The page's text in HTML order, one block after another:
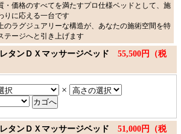
・価格のすべてを満たすプロ仕様ベッドとして、施
りに応える一台です
のラグジュアリーな構造が、あなたの施術空間を特
テージへと引き上げます
タンＤＸマッサージベッド 55,500円（税
×
タンＤＸマッサージベッド 51,000円（税